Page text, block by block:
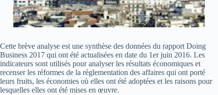
Cette brève analyse est une synthèse des données du rapport Doing
Business 2017 qui ont été actualisées en date du 1er juin 2016. Les
indicateurs sont utilisés pour analyser les résultats économiques et
recenser les réformes de la réglementation des affaires qui ont porté
leurs fruits, les économies où elles ont été adoptées et les raisons pour
lesquelles elles ont été mises en œuvre.